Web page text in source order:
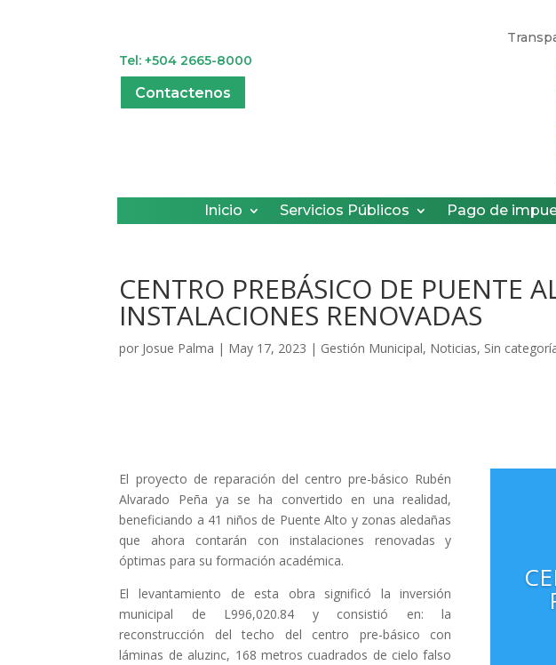
Tel: +504 2665-8000
Contactenos
Inicio Servicios Públicos Pago de
CENTRO PREBÁSICO DE PUENTE
INSTALACIONES RENOVADAS
por Josue Palma | May 17, 2023 | Gestión Municipal, Noticias, Sin
El proyecto de reparación del centro pre-básico Rubén
Alvarado Peña ya se ha convertido en una realidad,
beneficiando a 41 niños de Puente Alto y zonas aledañas
que ahora contarán con instalaciones renovadas y
óptimas para su formación académica.
El levantamiento de esta obra significó la inversión
municipal de L996,020.84 y consistió en: la
reconstrucción del techo del centro pre-básico con
láminas de aluzinc, 168 metros cuadrados de cielo falso